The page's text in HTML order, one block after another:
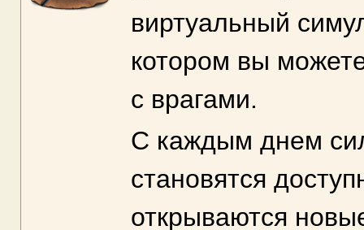
виртуальный
котором вы
с врагами.
С каждым днем
становятся
открываются